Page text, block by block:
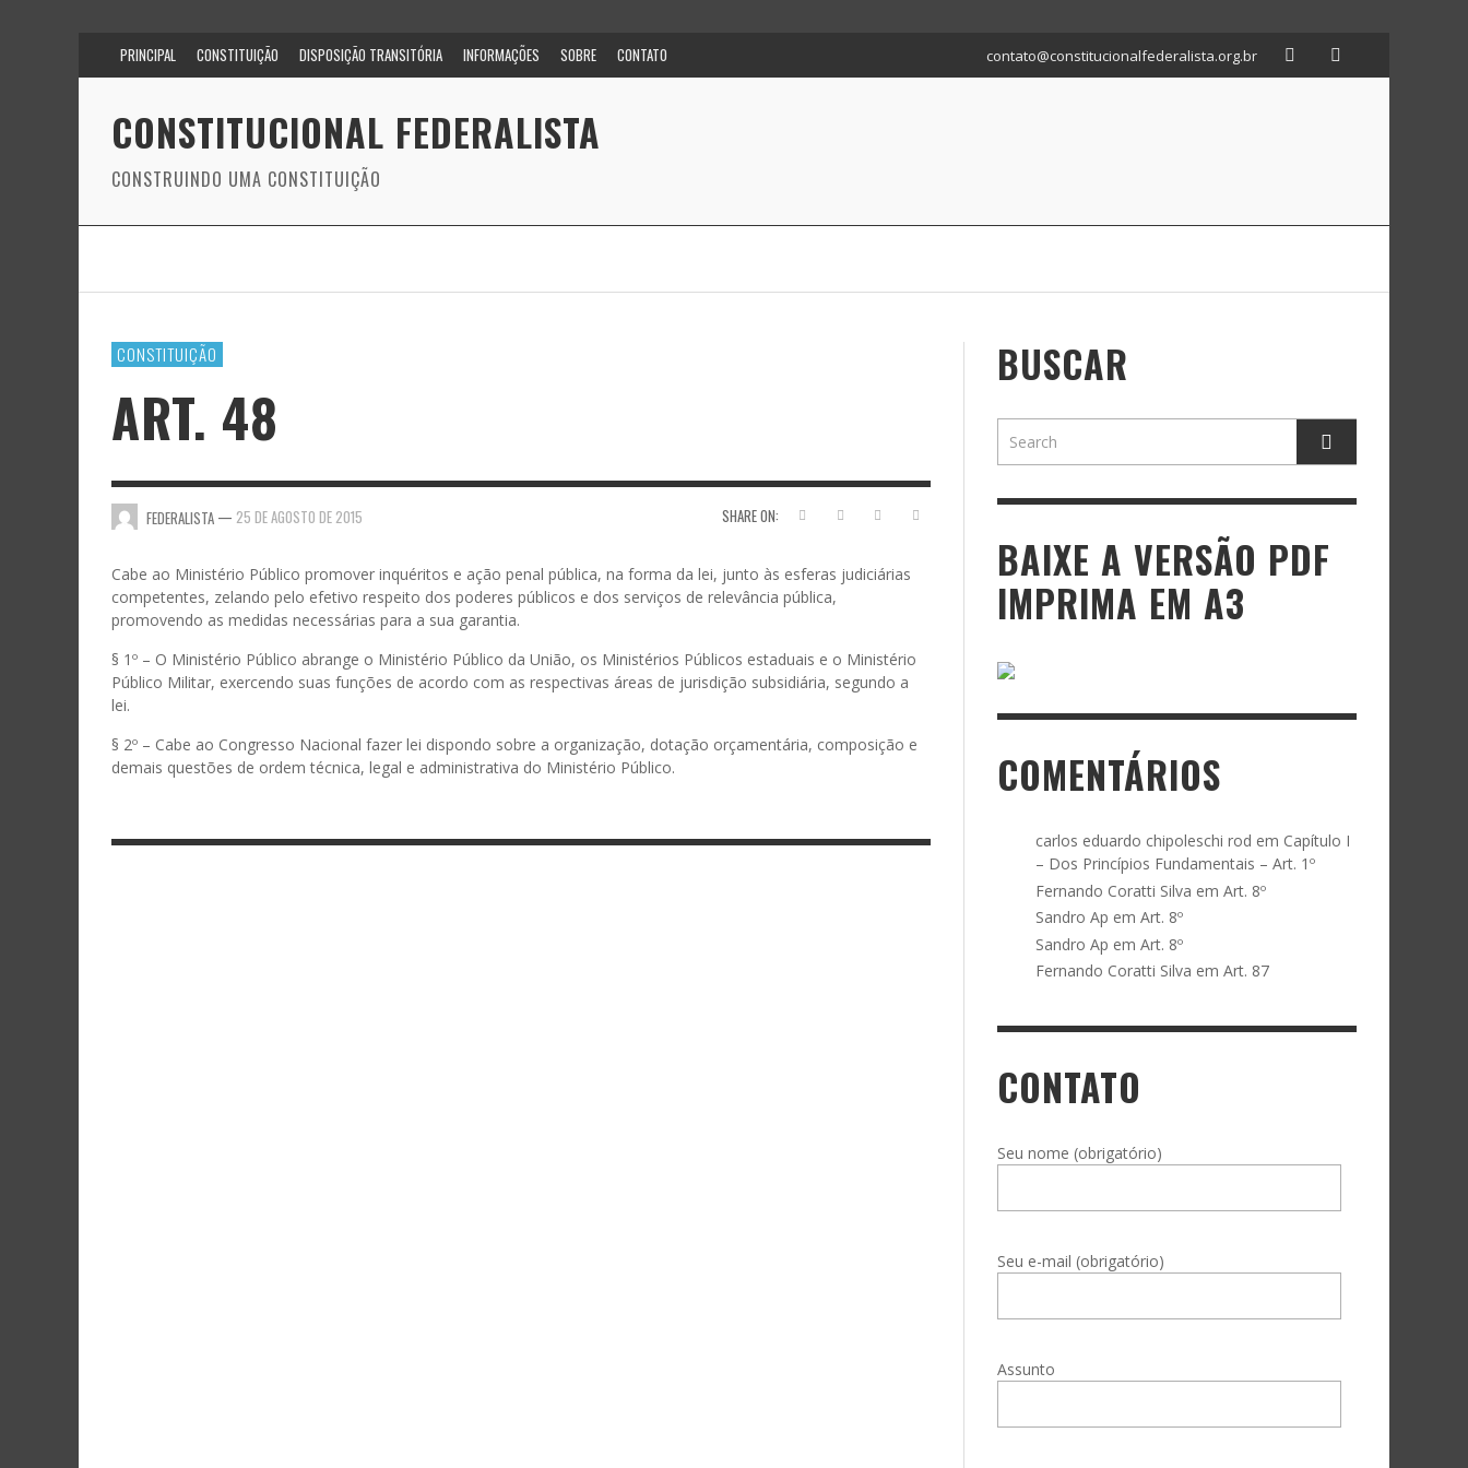
contato@constitucionalfederalista.org.br
PRINCIPAL CONSTITUIÇÃO DISPOSIÇÃO TRANSITÓRIA INFORMAÇÕES SOBRE CONTATO
CONSTITUCIONAL FEDERALISTA
CONSTRUINDO UMA CONSTITUIÇÃO
CONSTITUIÇÃO
ART. 48
SHARE ON:
FEDERALISTA — 25 DE AGOSTO DE 2015
Cabe ao Ministério Público promover inquéritos e ação penal pública, na forma da lei, junto às esferas judiciárias
competentes, zelando pelo efetivo respeito dos poderes públicos e dos serviços de relevância pública,
promovendo as medidas necessárias para a sua garantia.
§ 1º – O Ministério Público abrange o Ministério Público da União, os Ministérios Públicos estaduais e o Ministério
Público Militar, exercendo suas funções de acordo com as respectivas áreas de jurisdição subsidiária, segundo a
lei.
§ 2º – Cabe ao Congresso Nacional fazer lei dispondo sobre a organização, dotação orçamentária, composição e
demais questões de ordem técnica, legal e administrativa do Ministério Público.
BUSCAR
BAIXE A VERSÃO PDF
IMPRIMA EM A3
COMENTÁRIOS
carlos eduardo chipoleschi rod em Capítulo I
– Dos Princípios Fundamentais – Art. 1º
Fernando Coratti Silva em Art. 8º
Sandro Ap em Art. 8º
Sandro Ap em Art. 8º
Fernando Coratti Silva em Art. 87
CONTATO
Seu nome (obrigatório)
Seu e-mail (obrigatório)
Assunto